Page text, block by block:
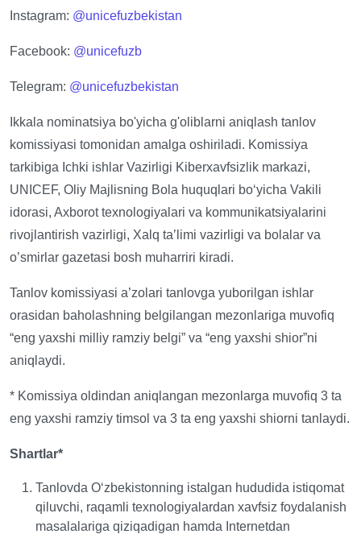
Instagram: @unicefuzbekistan
Facebook: @unicefuzb
Telegram: @unicefuzbekistan
Ikkala nominatsiya bo'yicha g'oliblarni aniqlash tanlov
komissiyasi tomonidan amalga oshiriladi. Komissiya
tarkibiga Ichki ishlar Vazirligi Kiberxavfsizlik markazi,
UNICEF, Oliy Majlisning Bola huquqlari bo‘yicha Vakili
idorasi, Axborot texnologiyalari va kommunikatsiyalarini
rivojlantirish vazirligi, Xalq ta’limi vazirligi va bolalar va
o’smirlar gazetasi bosh muharriri kiradi.
Tanlov komissiyasi a’zolari tanlovga yuborilgan ishlar
orasidan baholashning belgilangan mezonlariga muvofiq
“eng yaxshi milliy ramziy belgi” va “eng yaxshi shior”ni
aniqlaydi.
* Komissiya oldindan aniqlangan mezonlarga muvofiq 3 ta
eng yaxshi ramziy timsol va 3 ta eng yaxshi shiorni tanlaydi.
Shartlar*
Tanlovda O‘zbekistonning istalgan hududida istiqomat
qiluvchi, raqamli texnologiyalardan xavfsiz foydalanish
masalalariga qiziqadigan hamda Internetdan